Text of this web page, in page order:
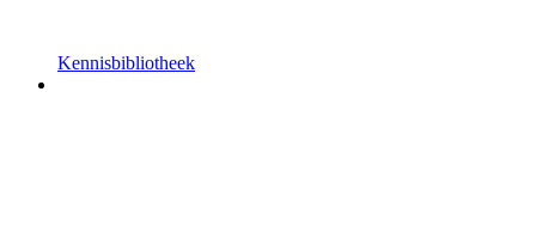
Kennisbibliotheek